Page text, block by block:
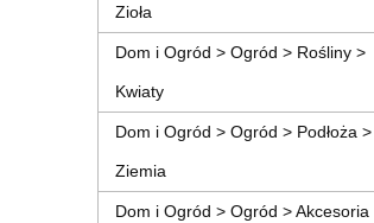
Zioła
Dom i Ogród > Ogród > Rośliny >
Kwiaty
Dom i Ogród > Ogród > Podłoża >
Ziemia
Dom i Ogród > Ogród > Akcesoria